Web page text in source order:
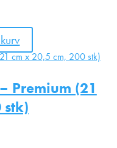
Premium (21
stk)